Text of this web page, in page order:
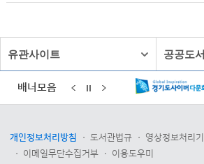
유관사이트 공공도
배너모음
개인정보처리방침 도서관법규
영상정보처리
이메일무단수집거부
이용도우미